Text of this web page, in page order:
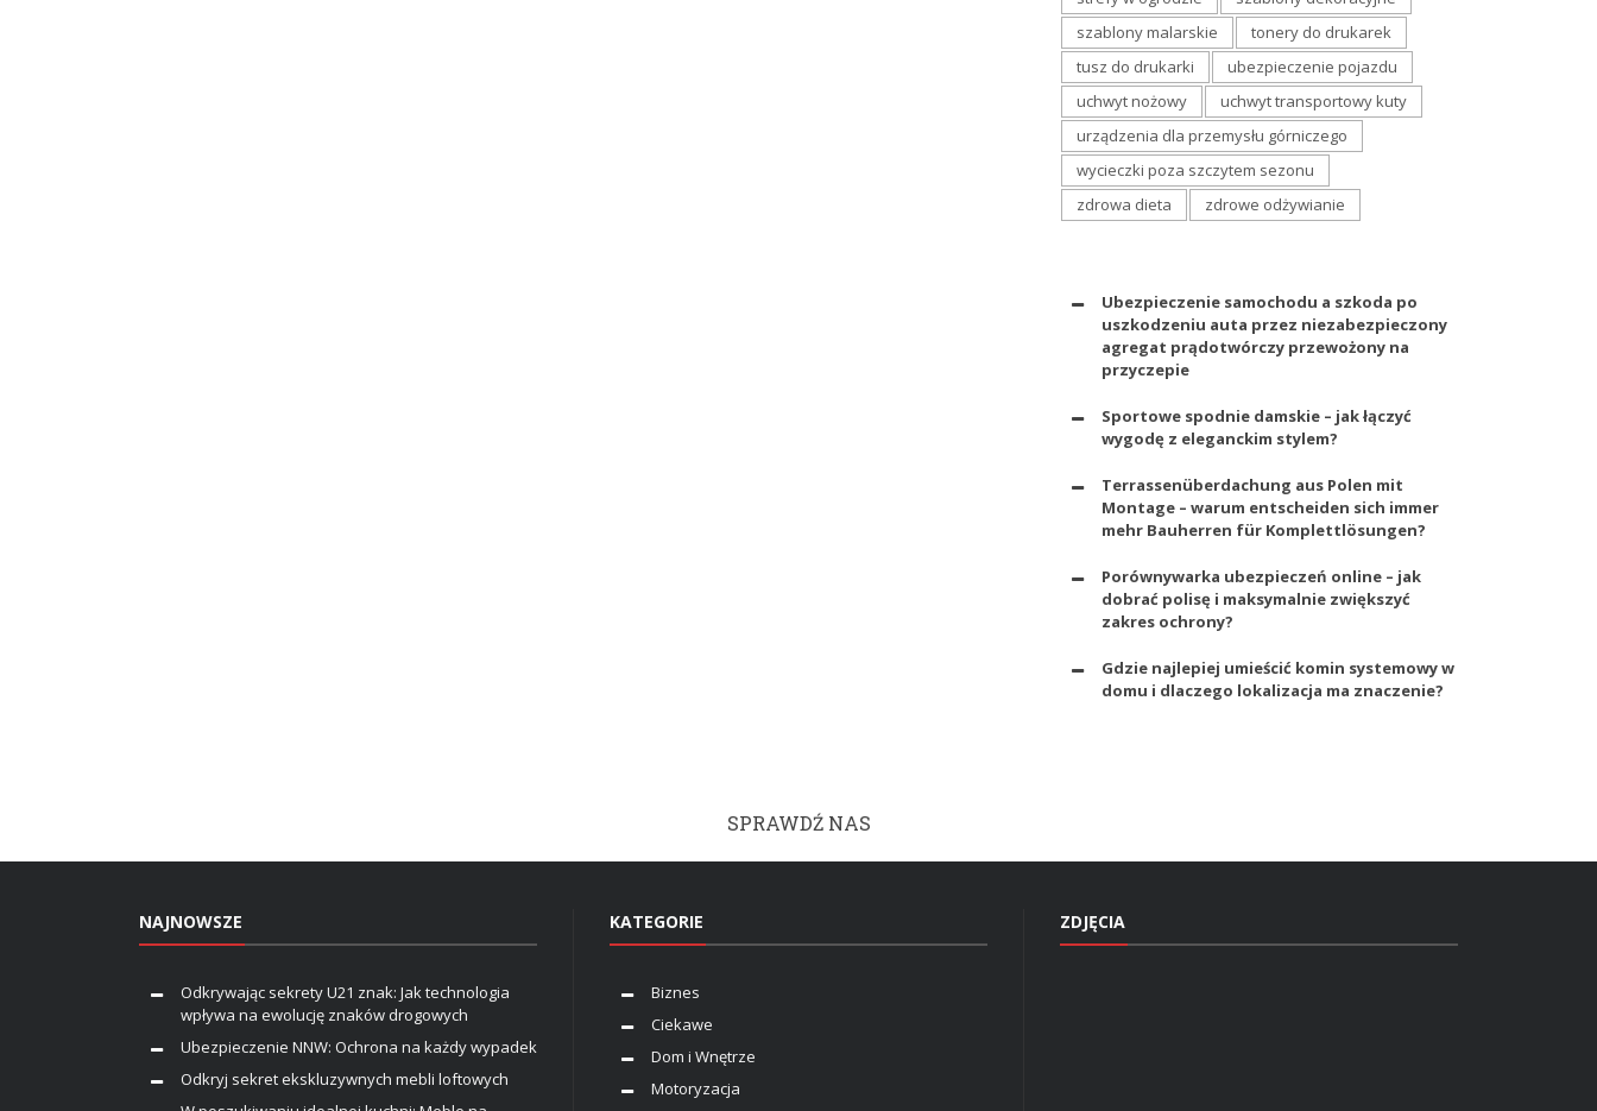
szablony malarskie
tonery do drukarek
tusz do drukarki
ubezpieczenie pojazdu
uchwyt nożowy
uchwyt transportowy kuty
urządzenia dla przemysłu górniczego
wycieczki poza szczytem sezonu
zdrowa dieta
zdrowe odżywianie
Ubezpieczenie samochodu a szkoda po
uszkodzeniu auta przez niezabezpieczony
agregat prądotwórczy przewożony na
przyczepie
Sportowe spodnie damskie – jak łączyć
wygodę z eleganckim stylem?
Terrassenüberdachung aus Polen mit
Montage – warum entscheiden sich immer
mehr Bauherren für Komplettlösungen?
Porównywarka ubezpieczeń online – jak
dobrać polisę i maksymalnie zwiększyć
zakres ochrony?
Gdzie najlepiej umieścić komin systemowy w
domu i dlaczego lokalizacja ma znaczenie?
SPRAWDŹ NAS
NAJNOWSZE
Odkrywając sekrety U21 znak: Jak technologia
wpływa na ewolucję znaków drogowych
Ubezpieczenie NNW: Ochrona na każdy wypadek
Odkryj sekret ekskluzywnych mebli loftowych
KATEGORIE
Biznes
Ciekawe
Dom i Wnętrze
Motoryzacja
ZDJĘCIA